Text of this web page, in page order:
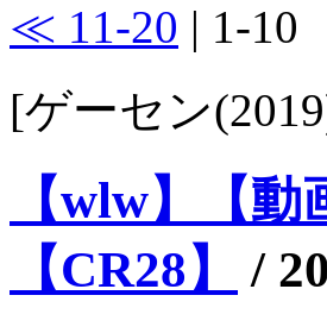
≪ 11-20 | 1-10
[ゲーセン
【wlw】【
【CR28】
/